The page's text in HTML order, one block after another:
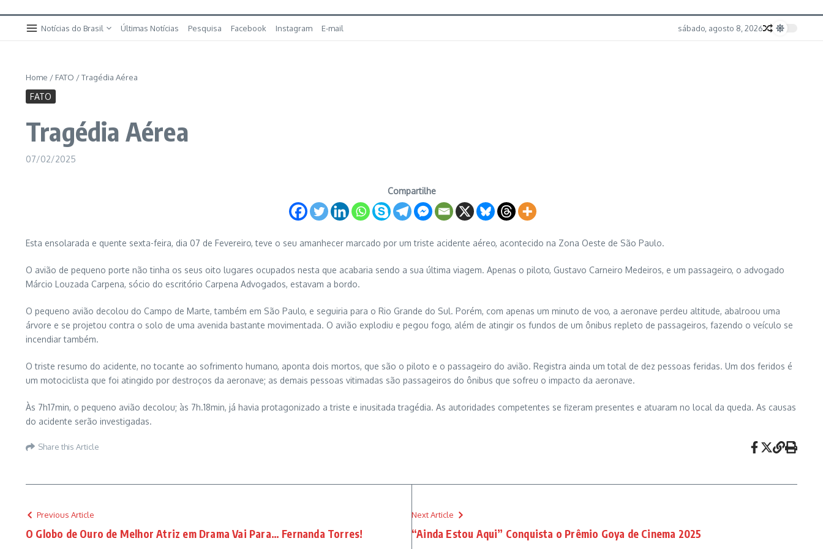
Notícias do Brasil Últimas Notícias Pesquisa Facebook Instagram E-mail sábado, agosto 8, 2026
Home / FATO /Tragédia Aérea
FATO
Tragédia Aérea
07/02/2025
Compartilhe
Esta ensolarada e quente sexta-feira, dia 07 de Fevereiro, teve o seu amanhecer marcado por um triste acidente aéreo, acontecido na Zona Oeste de São Paulo.
O avião de pequeno porte não tinha os seus oito lugares ocupados nesta que acabaria sendo a sua última viagem. Apenas o piloto, Gustavo Carneiro Medeiros, e um passageiro, o advogado
Márcio Louzada Carpena, sócio do escritório Carpena Advogados, estavam a bordo.
O pequeno avião decolou do Campo de Marte, também em São Paulo, e seguiria para o Rio Grande do Sul. Porém, com apenas um minuto de voo, a aeronave perdeu altitude, abalroou uma
árvore e se projetou contra o solo de uma avenida bastante movimentada. O avião explodiu e pegou fogo, além de atingir os fundos de um ônibus repleto de passageiros, fazendo o veículo se
incendiar também.
O triste resumo do acidente, no tocante ao sofrimento humano, aponta dois mortos, que são o piloto e o passageiro do avião. Registra ainda um total de dez pessoas feridas. Um dos feridos é
um motociclista que foi atingido por destroços da aeronave; as demais pessoas vitimadas são passageiros do ônibus que sofreu o impacto da aeronave.
Às 7h17min, o pequeno avião decolou; às 7h.18min, já havia protagonizado a triste e inusitada tragédia. As autoridades competentes se fizeram presentes e atuaram no local da queda. As causas
do acidente serão investigadas.
Share this Article
Previous Article
O Globo de Ouro de Melhor Atriz em Drama Vai Para… Fernanda Torres!
Next Article
“Ainda Estou Aqui” Conquista o Prêmio Goya de Cinema 2025